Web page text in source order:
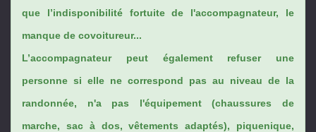
que l’indisponibilité fortuite de l'accompagnateur, le
manque de covoitureur...
L’accompagnateur peut également refuser une
personne si elle ne correspond pas au niveau de la
randonnée, n'a pas l'équipement (chaussures de
marche, sac à dos, vêtements adaptés), piquenique,